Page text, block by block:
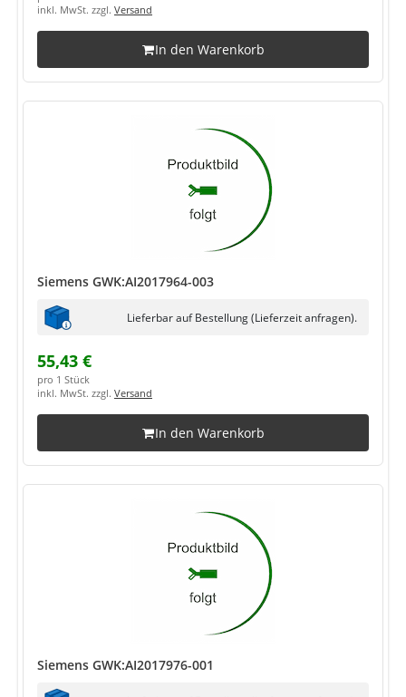
inkl. MwSt. zzgl. Versand
In den Warenkorb
Siemens GWK:AI2017964-003
Lieferbar auf Bestellung (Lieferzeit anfragen).
55,43 €
pro 1 Stück
inkl. MwSt. zzgl. Versand
In den Warenkorb
Siemens GWK:AI2017976-001